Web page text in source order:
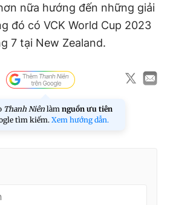
nữa hướng đến những giải
đó có VCK World Cup 2023
7 tại New Zealand.
Thanh Niên làm nguồn ưu tiên
tìm kiếm. Xem hướng dẫn.